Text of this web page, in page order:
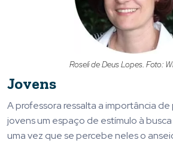
Roseli de Deus Lopes. Foto:
Jovens
A professora ressalta a importância
jovens um espaço de estímulo à
uma vez que se percebe neles o